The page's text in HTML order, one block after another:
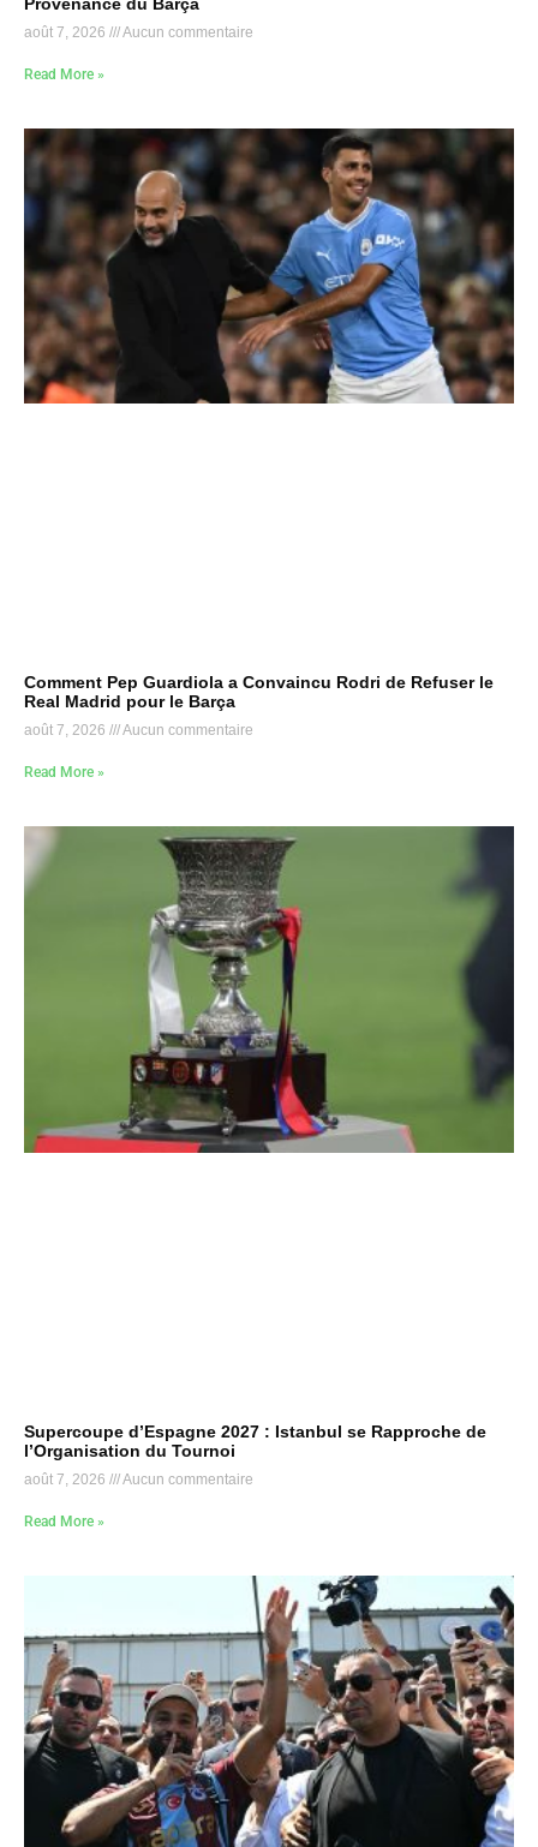
août 7, 2026 Aucun commentaire
Read More »
Comment Pep Guardiola a Convaincu Rodri de Refuser le
Real Madrid pour le Barça
août 7, 2026 Aucun commentaire
Read More »
Supercoupe d’Espagne 2027 : Istanbul se Rapproche de
l’Organisation du Tournoi
août 7, 2026 Aucun commentaire
Read More »